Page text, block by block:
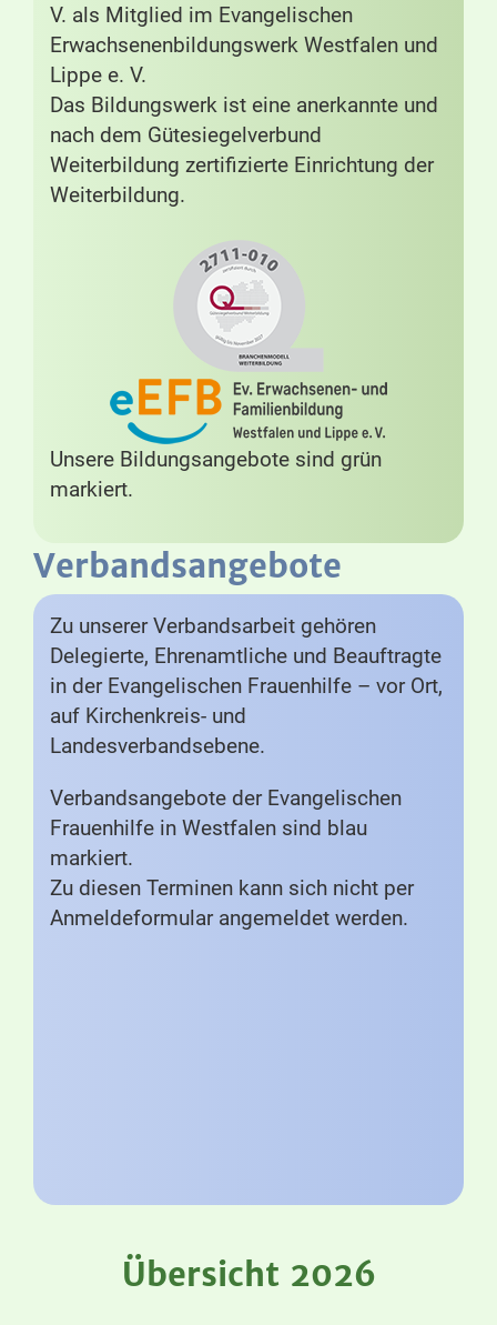
V. als Mitglied im Evangelischen
Erwachsenenbildungswerk Westfalen und
Lippe e. V.
Das Bildungswerk ist eine anerkannte und
nach dem Gütesiegelverbund
Weiterbildung zertifizierte Einrichtung der
Weiterbildung.
Unsere Bildungsangebote sind grün
markiert.
Verbandsangebote
Zu unserer Verbandsarbeit gehören
Delegierte, Ehrenamtliche und Beauftragte
in der Evangelischen Frauenhilfe – vor Ort,
auf Kirchenkreis- und
Landesverbandsebene.
Verbandsangebote der Evangelischen
Frauenhilfe in Westfalen sind blau
markiert.
Zu diesen Terminen kann sich nicht per
Anmeldeformular angemeldet werden.
Übersicht 2026